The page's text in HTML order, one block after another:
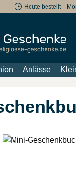
Heute bestellt –
Anlässe